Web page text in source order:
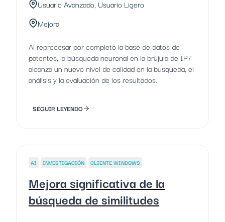
Usuario Avanzado, Usuario Ligero
Mejora
Al reprocesar por completo la base de datos de
patentes, la búsqueda neuronal en la brújula de IP7
alcanza un nuevo nivel de calidad en la búsqueda, el
análisis y la evaluación de los resultados.
SEGUIR LEYENDO
AI INVESTIGACIÓN CLIENTE WINDOWS
Mejora significativa de la
búsqueda de similitudes